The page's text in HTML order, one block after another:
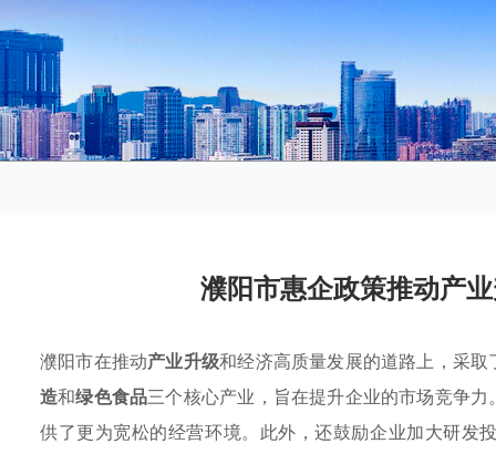
濮阳市惠企政策推动产
濮阳市在推动产业升级和经济高质量发展的道路上，采
造和绿色食品三个核心产业，旨在提升企业的市场竞争
供了更为宽松的经营环境。此外，还鼓励企业加大研发